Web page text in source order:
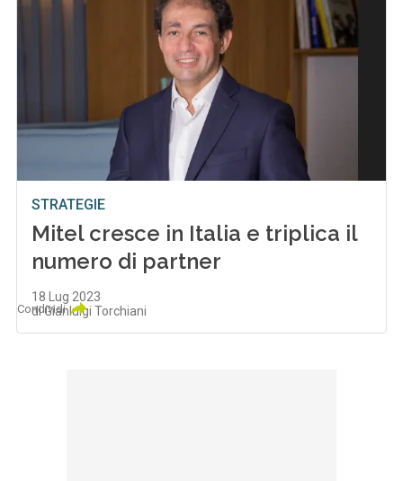
STRATEGIE
Mitel cresce in Italia e triplica il
numero di partner
18 Lug 2023
di Gianluigi Torchiani
Condividi